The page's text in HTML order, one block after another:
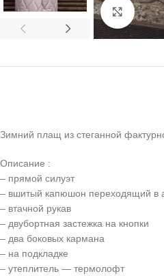
Click
Зимний плащ из стеганной
Описание :
– прямой силуэт
– вшитый капюшон переходящий в
– втачной рукав
– двубортная застежка на кнопки
– два боковых кармана
– на подкладке
– утеплитель — термолофт